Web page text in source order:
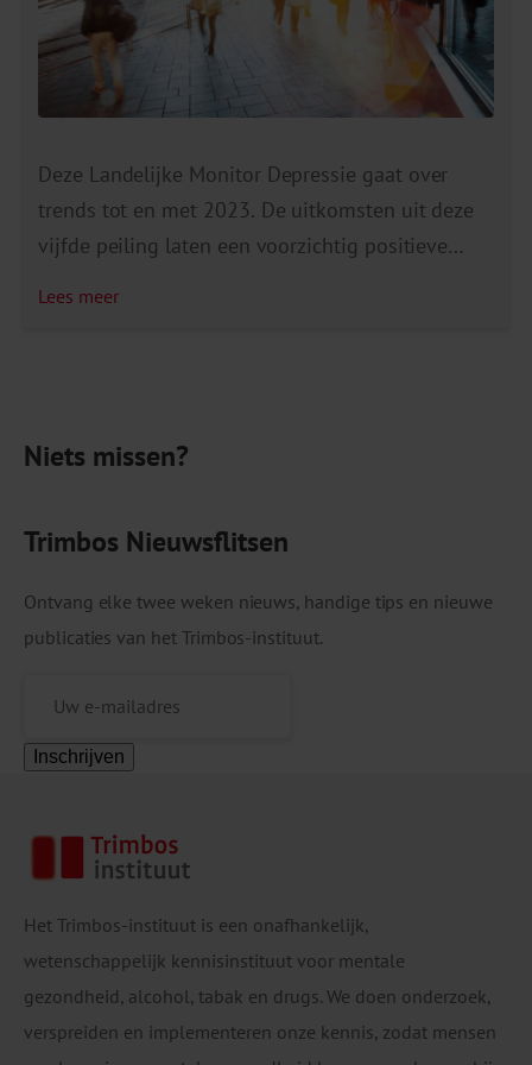
Niets missen?
Trimbos Nieuwsflitsen
Ontvang elke twee weken nieuws, handige tips en nieuwe
publicaties van het Trimbos-instituut.
Inschrijven
Deze Landelijke Monitor Depressie gaat over
trends tot en met 2023. De uitkomsten uit deze
vijfde peiling laten een voorzichtig positieve
Lees meer
Het Trimbos-instituut is een onafhankelijk,
wetenschappelijk kennisinstituut voor mentale
gezondheid, alcohol, tabak en drugs. We doen onderzoek,
verspreiden en implementeren onze kennis, zodat mensen